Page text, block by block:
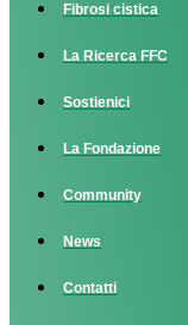
Fibrosi cistica
La Ricerca FFC
Sostienici
La Fondazione
Community
News
Contatti